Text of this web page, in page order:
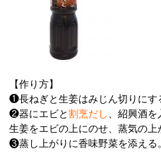
【作り方】
❶長ねぎと生姜はみじん切りにす
❷器にエビと割烹だし
、紹興酒
生姜をエビの上にのせ、蒸気の上
❸蒸し上がりに香味野菜を添える